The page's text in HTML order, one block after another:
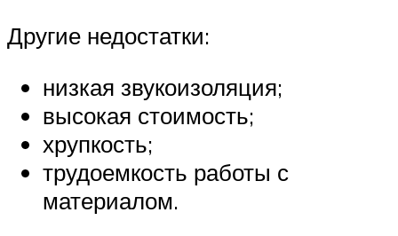
Другие недостатки:
низкая звукоизоляция;
высокая стоимость;
хрупкость;
трудоемкость работы с
материалом.